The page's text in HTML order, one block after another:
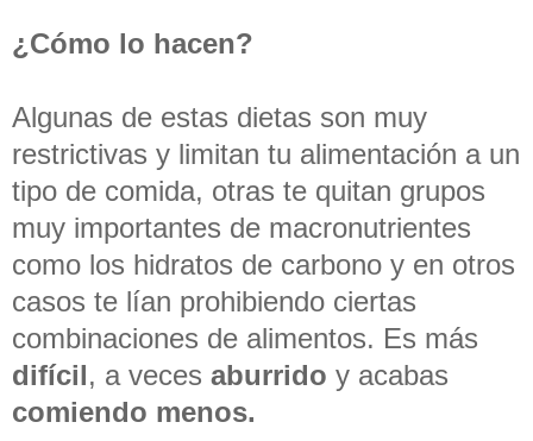
¿Cómo lo hacen?
Algunas de estas dietas son muy
restrictivas y limitan tu alimentación a un
tipo de comida, otras te quitan grupos
muy importantes de macronutrientes
como los hidratos de carbono y en otros
casos te lían prohibiendo ciertas
combinaciones de alimentos. Es más
difícil, a veces aburrido y acabas
comiendo menos.